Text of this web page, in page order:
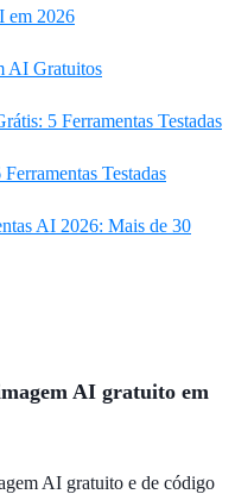
em 2026
AI Gratuitos
5 Ferramentas Testadas
Testadas
AI 2026: Mais de 30
AI gratuito em
AI gratuito e de código